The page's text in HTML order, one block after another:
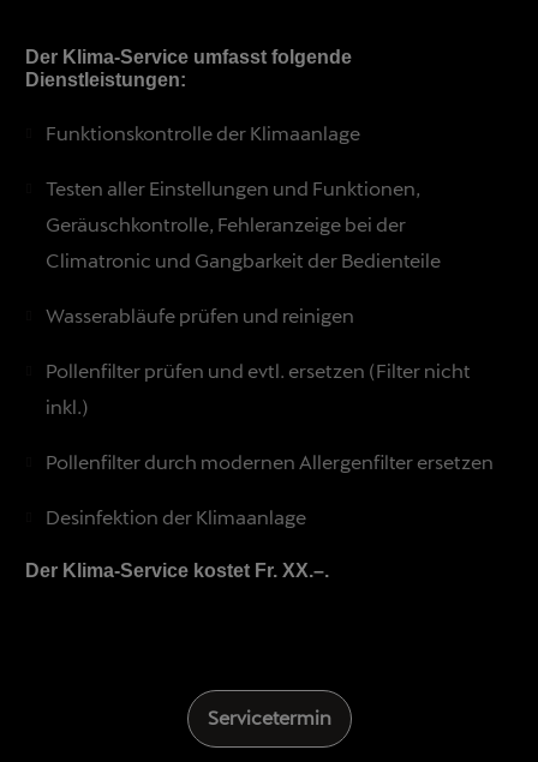
Der Klima-Service umfasst folgende
Dienstleistungen:
Funktionskontrolle der Klimaanlage
Testen aller Einstellungen und Funktionen,
Geräuschkontrolle, Fehleranzeige bei der
Climatronic und Gangbarkeit der Bedienteile
Wasserabläufe prüfen und reinigen
Pollenfilter prüfen und evtl. ersetzen (Filter nicht
inkl.)
Pollenfilter durch modernen Allergenfilter ersetzen
Desinfektion der Klimaanlage
Der Klima-Service kostet Fr. XX.–.
Servicetermin